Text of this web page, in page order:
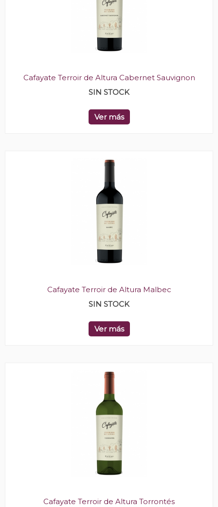
Cafayate Terroir de Altura Cabernet Sauvignon
SIN STOCK
Ver más
Cafayate Terroir de Altura Malbec
SIN STOCK
Ver más
Cafayate Terroir de Altura Torrontés